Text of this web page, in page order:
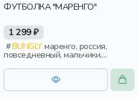
ФУТБОЛКА "МАРЕНГО"
1 299 ₽
BUNGLYмаренго, россия,
повседневный, мальчики,